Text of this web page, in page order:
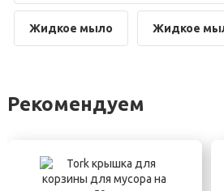
Жидкое мыло Жидкое
Рекомендуем